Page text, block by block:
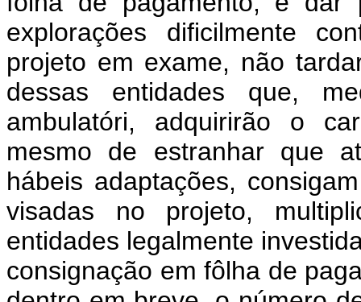
explorações dificilmente
projeto em exame, não
dessas entidades que,
ambulatóri, adquirirão o
mesmo de estranhar que
hábeis adaptações,
visadas no projeto,
entidades legalmente
consignação em fôlha de